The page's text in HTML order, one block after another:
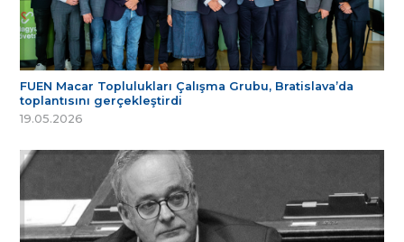
FUEN Macar Toplulukları Çalışma Grubu, Bratislava’da
toplantısını gerçekleştirdi
19.05.2026